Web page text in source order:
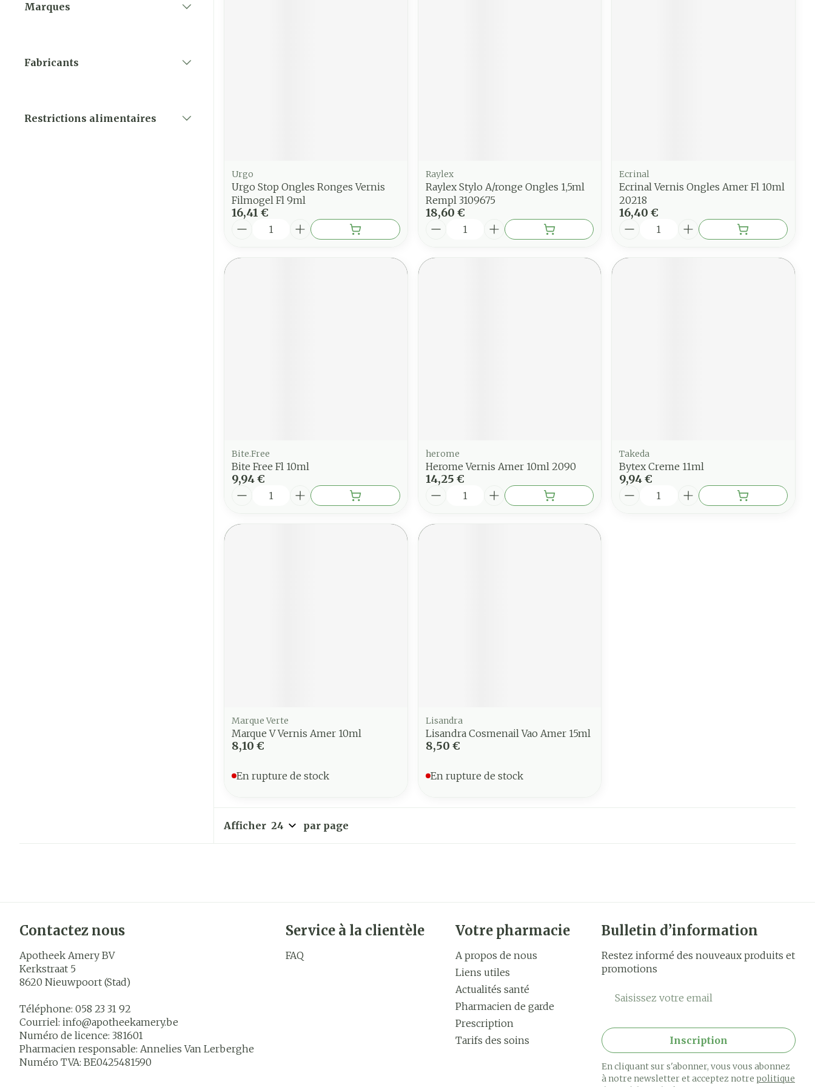
Marques
Fabricants
Restrictions alimentaires
Urgo
Urgo Stop Ongles Ronges Vernis
Filmogel Fl 9ml
16,41 €
Quantité
Raylex
Raylex Stylo A/ronge Ongles 1,5ml
Rempl 3109675
18,60 €
Quantité
Ecrinal
Ecrinal Vernis Ongles Amer Fl 10ml
20218
16,40 €
Quantité
Bite.Free
Bite Free Fl 10ml
9,94 €
Quantité
herome
Herome Vernis Amer 10ml 2090
14,25 €
Quantité
Takeda
Bytex Creme 11ml
9,94 €
Quantité
Marque Verte
Marque V Vernis Amer 10ml
8,10 €
En rupture de stock
Lisandra
Lisandra Cosmenail Vao Amer 15ml
8,50 €
En rupture de stock
Afficher par page
Contactez nous
Apotheek Amery BV
Kerkstraat 5
8620 Nieuwpoort (Stad)
Téléphone: 058 23 31 92
Courriel: info@apotheekamery.be
Numéro de licence: 381601
Pharmacien responsable: Annelies Van Lerberghe
Numéro TVA: BE0425481590
Service à la clientèle
FAQ
Votre pharmacie
A propos de nous
Liens utiles
Actualités santé
Pharmacien de garde
Prescription
Tarifs des soins
Bulletin d’information
Restez informé des nouveaux produits et
promotions
Inscription
En cliquant sur s'abonner, vous vous abonnez
à notre newsletter et acceptez notrepolitique